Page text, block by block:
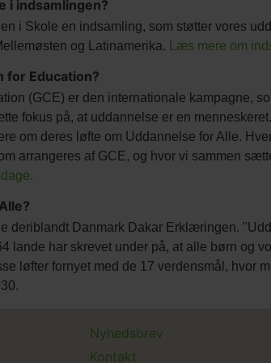
i indsamlingen?
i Skole en indsamling, som støtter vores
og Latinamerika.
Læs mere om
for Education?
(GCE) er den internationale kampagne,
fokus på, at uddannelse er en
om deres løfte om Uddannelse for Alle.
arrangeres af GCE, og hvor vi sammen
deriblandt Danmark Dakar Erklæringen.
lande har skrevet under på, at alle børn og
løfter fornyet med de 17 verdensmål, hvor
Main
Nyhedsbrev
Kontakt